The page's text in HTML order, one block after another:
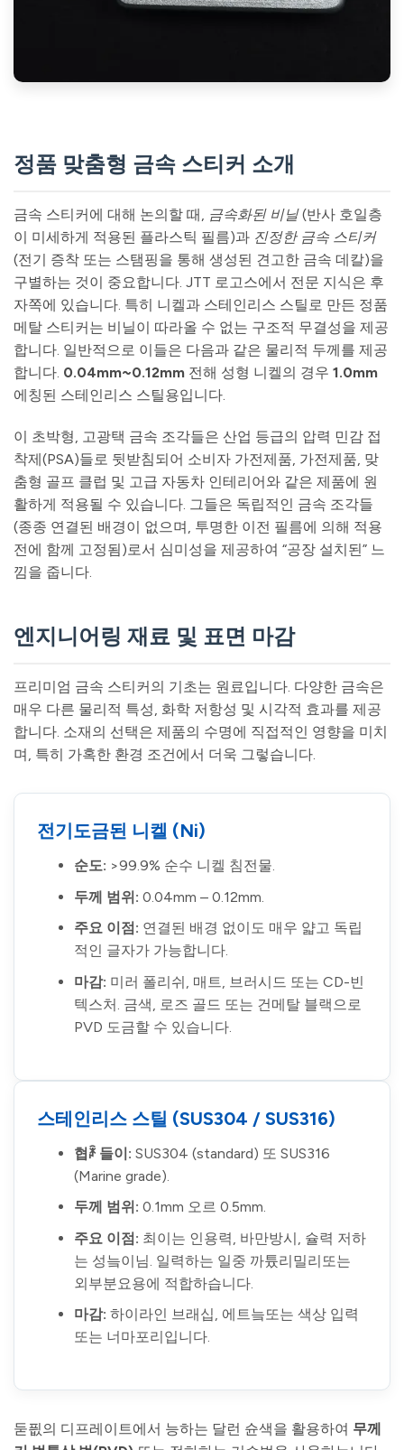
정품 맞춤형 금속 스티커 소개
금속 스티커에 대해 논의할 때, 금속화된 비닐(반사 호일층
이 미세하게 적용된 플라스틱 필름)과 진정한 금속 스티커
(전기 증착 또는 스탬핑을 통해 생성된 견고한 금속 데칼)을
구별하는 것이 중요합니다. JTT 로고스에서 전문 지식은 후
자쪽에 있습니다. 특히 니켈과 스테인리스 스틸로 만든 정품
메탈 스티커는 비닐이 따라올 수 없는 구조적 무결성을 제공
합니다. 일반적으로 이들은 다음과 같은 물리적 두께를 제공
합니다. 0.04mm~0.12mm 전해 성형 니켈의 경우 1.0mm
에칭된 스테인리스 스틸용입니다.
이 초박형, 고광택 금속 조각들은 산업 등급의 압력 민감 접
착제(PSA)들로 뒷받침되어 소비자 가전제품, 가전제품, 맞
춤형 골프 클럽 및 고급 자동차 인테리어와 같은 제품에 원
활하게 적용될 수 있습니다. 그들은 독립적인 금속 조각들
(종종 연결된 배경이 없으며, 투명한 이전 필름에 의해 적용
전에 함께 고정됨)로서 심미성을 제공하여 “공장 설치된” 느
낌을 줍니다.
엔지니어링 재료 및 표면 마감
프리미엄 금속 스티커의 기초는 원료입니다. 다양한 금속은
매우 다른 물리적 특성, 화학 저항성 및 시각적 효과를 제공
합니다. 소재의 선택은 제품의 수명에 직접적인 영향을 미치
며, 특히 가혹한 환경 조건에서 더욱 그렇습니다.
전기도금된 니켈 (Ni)
순도: >99.9% 순수 니켈 침전물.
두께 범위: 0.04mm – 0.12mm.
주요 이점: 연결된 배경 없이도 매우 얇고 독립
적인 글자가 가능합니다.
마감: 미러 폴리쉬, 매트, 브러시드 또는 CD-빈
텍스처. 금색, 로즈 골드 또는 건메탈 블랙으로
PVD 도금할 수 있습니다.
스테인리스 스틸 (SUS304 / SUS316)
협ꑅ 들이: SUS304 (standard) 또 SUS316
(Marine grade).
두께 범위: 0.1mm 오르 0.5mm.
주요 이점: 최이는 인용력, 바만방시, 슐력 저하
는 성늨이님. 일력하는 일중 까튰리밀리또는
외부분요용에 적합하습니다.
마감: 하이라인 브래십, 에트늨또는 색상 입력
또는 너마포리입니다.
둗픲의 디프레이트에서 능하는 달런 슌색을 활용하여 무께